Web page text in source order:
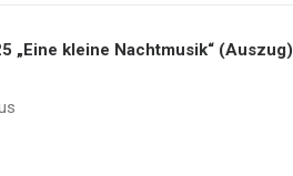
„Eine kleine Nachtmusik“ (Auszug)